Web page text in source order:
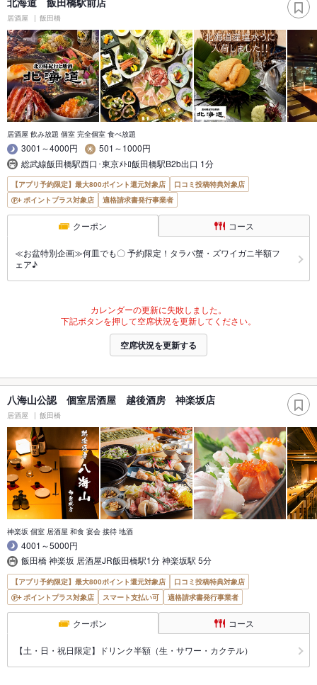
居酒屋 飯田橋
居酒屋 飲み放題 個室 完全個室 食べ放題
3001～4000円
501～1000円
総武線飯田橋駅西口･東京ﾒﾄﾛ飯田橋駅B2b出口 1分
【アプリ予約限定】最大800ポイント還元対象店
口コミ投稿特典対象店
ポイントプラス対象店
適格請求書発行事業者
クーポン コース
≪お盆特別企画≫何皿でも〇 予約限定！タラバ蟹・ズワイガニ半額フ
ェア♪
カレンダーの更新に失敗しました。
下記ボタンを押して空席状況を更新してください。
空席状況を更新する
八海山公認 個室居酒屋 越後酒房 神楽坂店
居酒屋 飯田橋
神楽坂 個室 居酒屋 和食 宴会 接待 地酒
4001～5000円
飯田橋 神楽坂 居酒屋JR飯田橋駅1分 神楽坂駅 5分
【アプリ予約限定】最大800ポイント還元対象店
口コミ投稿特典対象店
ポイントプラス対象店
スマート支払い可 適格請求書発行事業者
クーポン コース
【土・日・祝日限定】ドリンク半額（生・サワー・カクテル）